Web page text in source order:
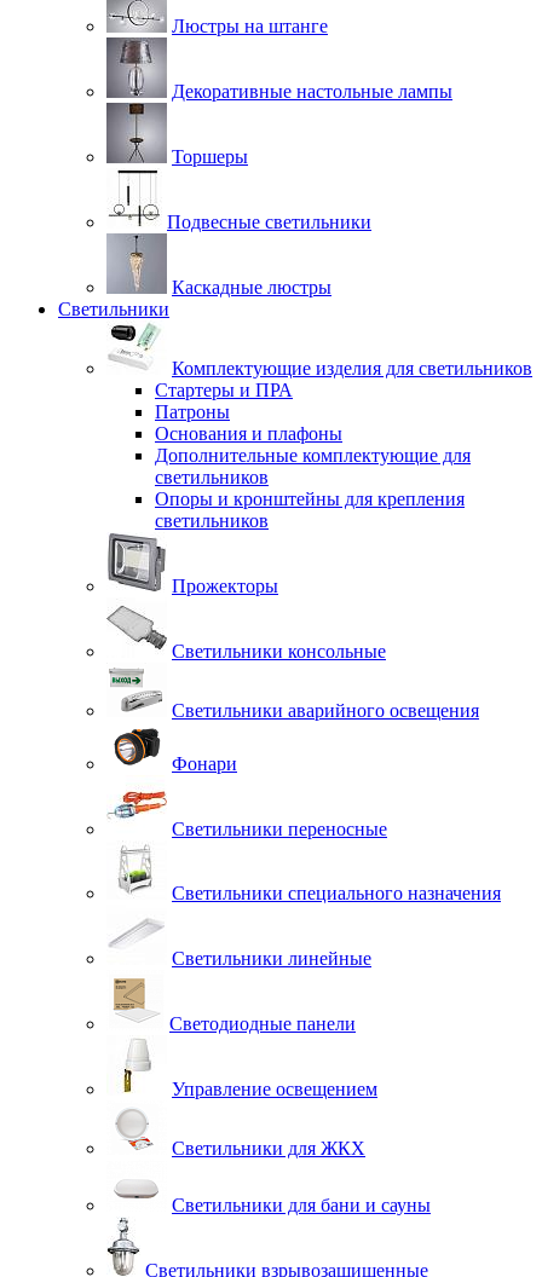
Люстры на штанге
Декоративные настольные лампы
Торшеры
Подвесные светильники
Каскадные люстры
Светильники
Комплектующие изделия для светильников
Стартеры и ПРА
Патроны
Основания и плафоны
Дополнительные комплектующие для
светильников
Опоры и кронштейны для крепления
светильников
Прожекторы
Светильники консольные
Светильники аварийного освещения
Фонари
Светильники переносные
Светильники специального назначения
Светильники линейные
Светодиодные панели
Управление освещением
Светильники для ЖКХ
Светильники для бани и сауны
Светильники взрывозащищенные